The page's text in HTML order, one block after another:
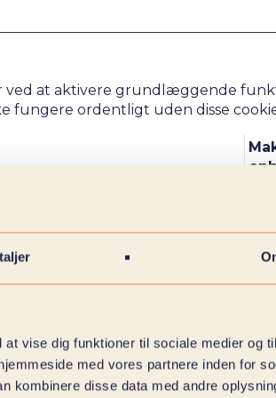
vise dig funktioner til sociale medier og
med vores partnere inden for
kombinere disse data med andre
at aktivere grundlæggende
fungere ordentligt uden disse